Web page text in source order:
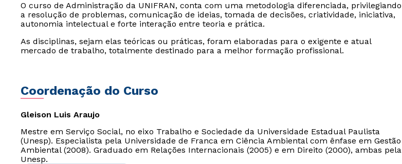
O curso de Administração da UNIFRAN, conta com uma metodologia diferenciada, privilegiando
a resolução de problemas, comunicação de ideias, tomada de decisões, criatividade, iniciativa,
autonomia intelectual e forte interação entre teoria e prática.
As disciplinas, sejam elas teóricas ou práticas, foram elaboradas para o exigente e atual
mercado de trabalho, totalmente destinado para a melhor formação profissional.
Coordenação do Curso
Gleison Luis Araujo
Mestre em Serviço Social, no eixo Trabalho e Sociedade da Universidade Estadual Paulista
(Unesp). Especialista pela Universidade de Franca em Ciência Ambiental com ênfase em Gestão
Ambiental (2008). Graduado em Relações Internacionais (2005) e em Direito (2000), ambas pela
Unesp.